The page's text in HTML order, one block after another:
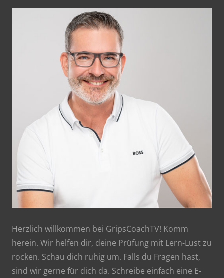
Herzlich willkommen bei GripsCoachTV! Komm
herein. Wir helfen dir, deine Prüfung mit Lern-Lust zu
rocken. Schau dich ruhig um. Falls du Fragen hast,
sind wir gerne für dich da. Schreibe einfach eine E-